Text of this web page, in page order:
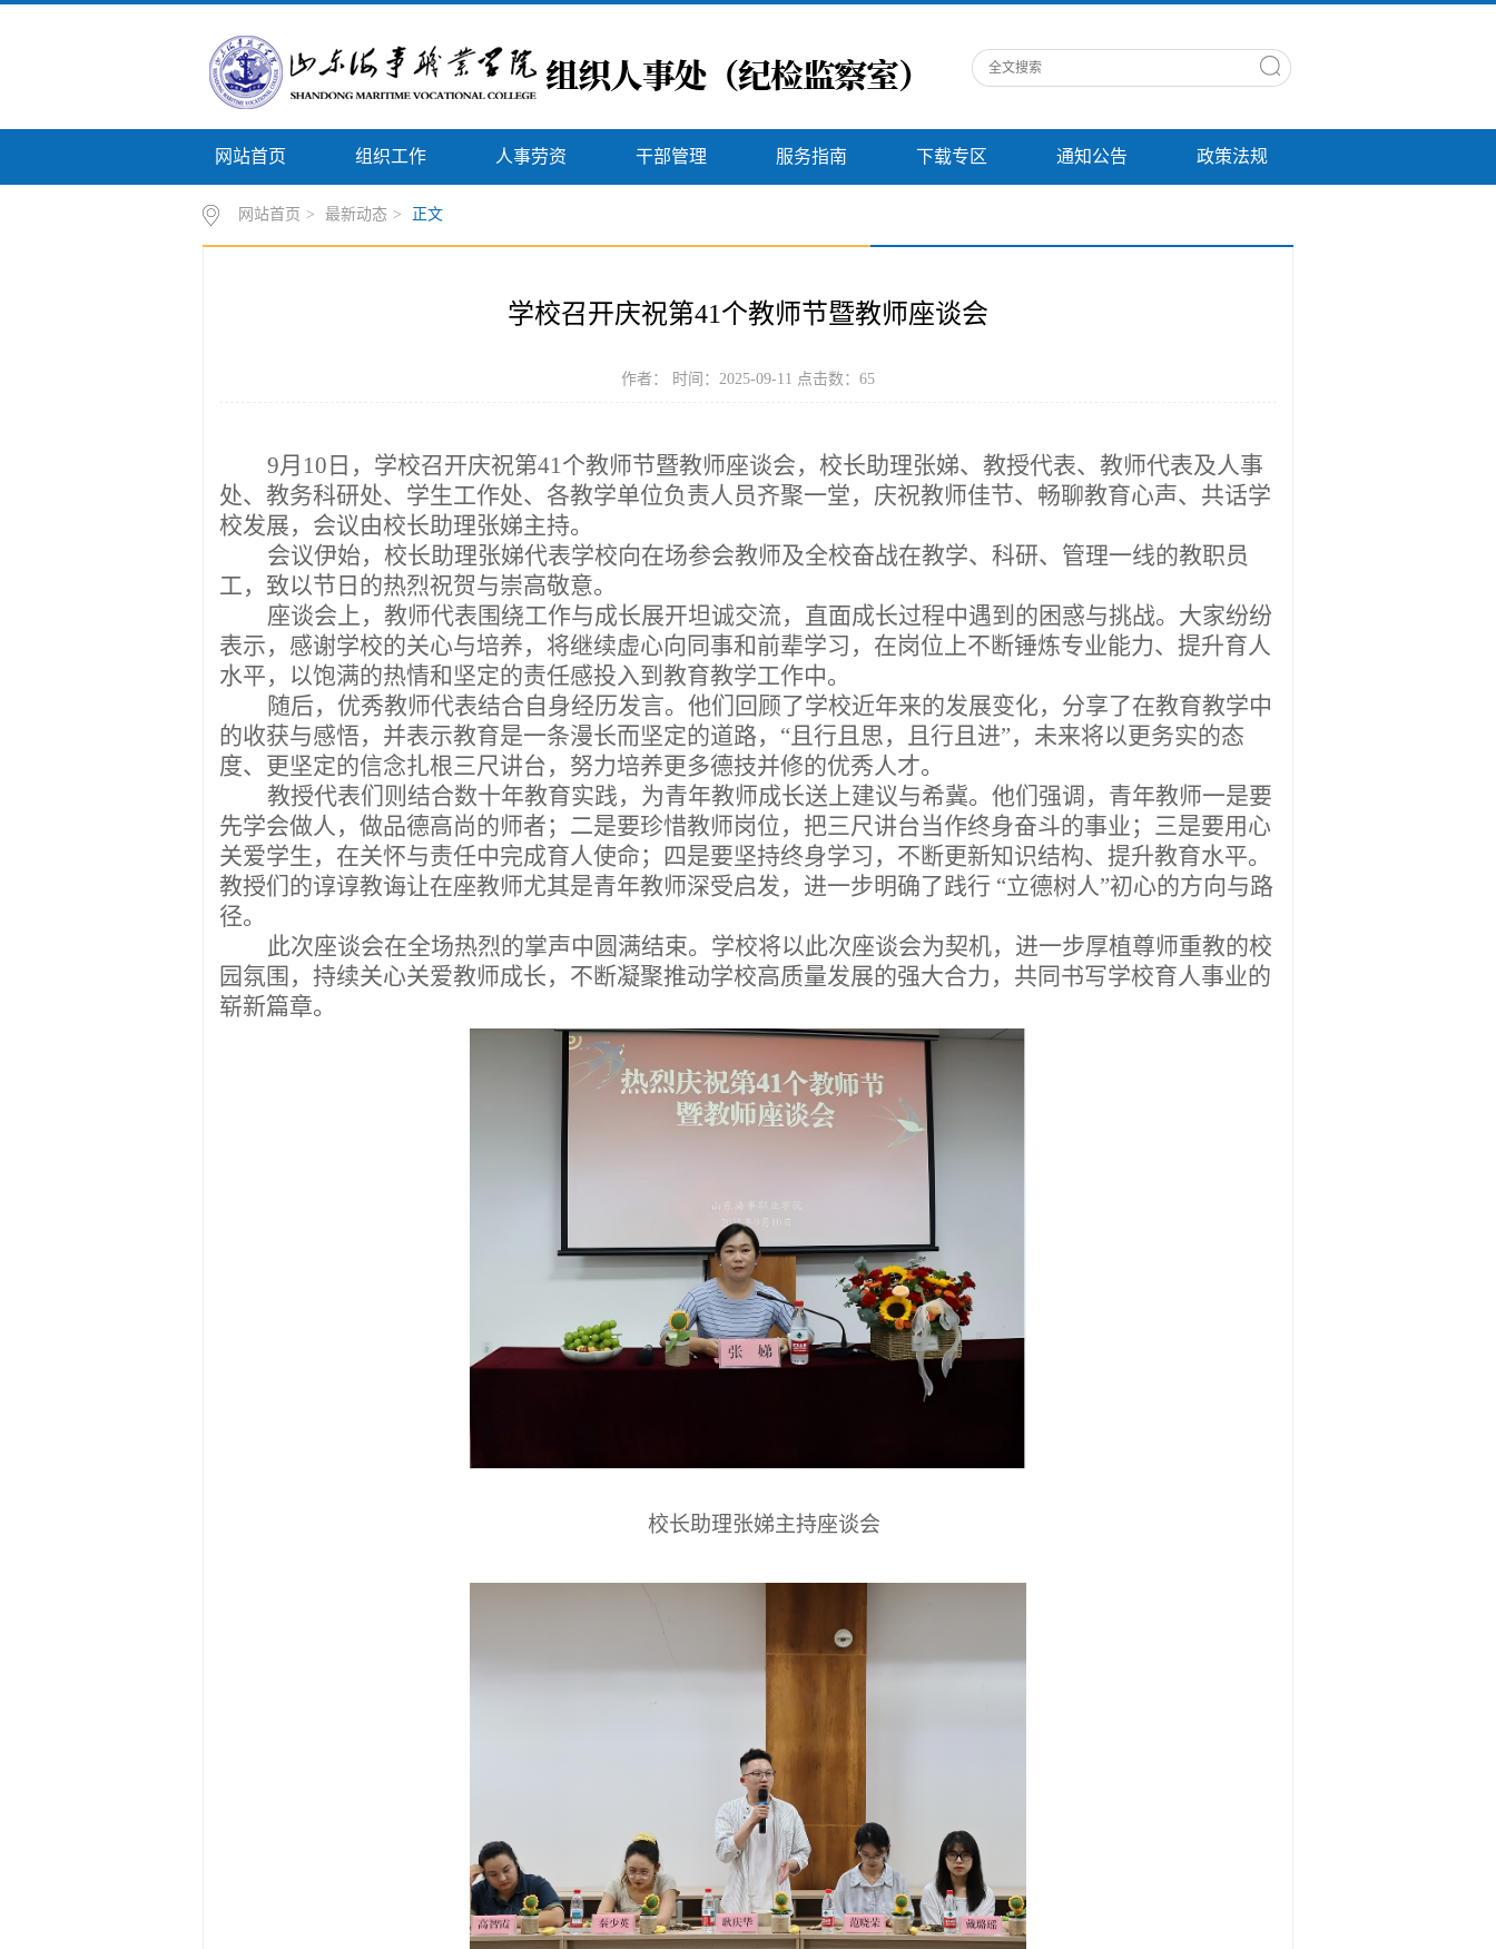
网站首页 组织工作 人事劳资 干部管理 服务指南 下载专区 通知公告 政策法规
网站首页 > 最新动态 > 正文
学校召开庆祝第41个教师节暨教师座谈会
作者： 时间：2025-09-11 点击数： 65
9月10日，学校召开庆祝第41个教师节暨教师座谈会， 校长助理张娣、教授代表、教师代表及人事
处、教务科研处、 学生工作处、各教学单位负责人 员齐聚一堂， 庆祝教师佳节、畅聊教育心声、共话学
校发展， 会议由校长助理张娣主持。
会议伊始， 校长助理张娣代表学校向在场参会教师及全校奋战在教学、科研、管理一线的教职员
工，致以节日 的热烈祝贺与崇高敬意。
座谈会上，教师代表围绕工作与成长展开坦诚交流， 直面成长过程中遇到的困惑与挑战。大家纷纷
表示，感谢学校的关心与培养， 将继续虚心向同事和前辈学习，在岗位上不断锤炼专业能力、提升育人
水平，以饱满的热情和坚定的责任感投入到 教育教学工作中。
随后， 优秀教师代表结合自身经历发言。他们回顾了学校近年来的发展变化，分享了在教育教学中
的收获与感悟，并表示教育是一条漫长而坚定的道路， “且行且思，且行且进”， 未来将以更务实的态
度、更坚定的信念扎根三尺讲台，努力培养更多德技并修的优秀人才。
教授代表们则结合数十年教育实践，为青年教师成长送上建议与希冀。他们强调 ， 青年教师一是要
先学会做人，做品德高尚的师者；二是要珍惜教师岗位，把三尺讲台当作终身奋斗的事业；三是要用心
关爱学生，在关怀与责任中完成育人使命；四是要坚持终身学习，不断更新知识结构、提升教育水平。
教授们的谆谆教诲让在座教师尤其是青年教师深受启发，进一步明确了践行 “立德树人”初心的方向与路
径。
此次座谈会在全场热烈的掌声中圆满结束。学校将以此次座谈会为契机，进一步厚植尊师重教的校
园氛围，持续关心关爱教师成长，不断凝聚推动学校高质量发展的强大合力，共同书写学校育人事业的
崭新篇章。
校长助理张娣主持座谈会